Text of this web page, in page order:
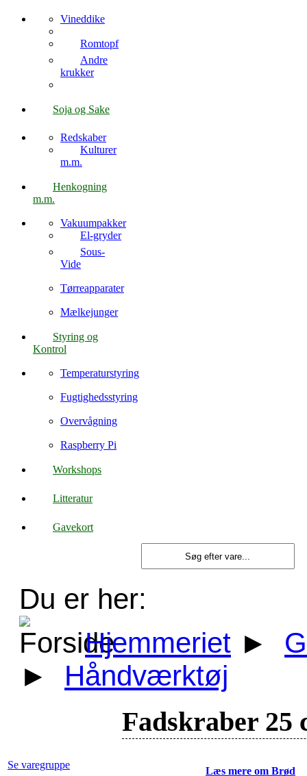
Vineddike
Romtopf
Andre
krukker
Soja og Sake
Redskaber
Kulturer
m.m.
Henkogning
m.m.
Vakuumpakker
El-gryder
Sous-
Vide
Tørreapparater
Mælkejunger
Styring og
Kontrol
Temperaturstyring
Fugtighedsstyring
Overvågning
Raspberry Pi
Workshops
Litteratur
Gavekort
Du er her:
Hjemmeriet ►
►
Håndværktøj
Fadskraber 25
Se varegruppe
Læs mere om Brød